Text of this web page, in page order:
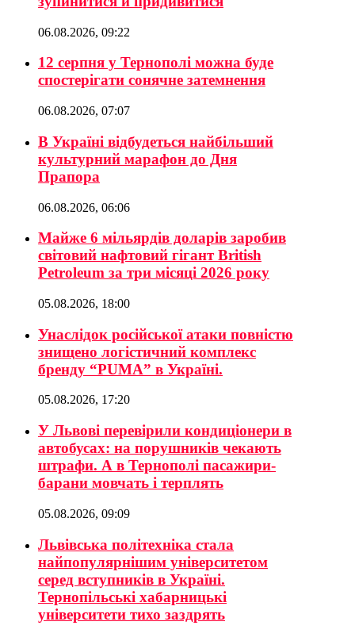
06.08.2026, 09:22
12 серпня у Тернополі можна буде
спостерігати сонячне затемнення
06.08.2026, 07:07
В Україні відбудеться найбільший
культурний марафон до Дня
Прапора
06.08.2026, 06:06
Майже 6 мільярдів доларів заробив
світовий нафтовий гігант British
Petroleum за три місяці 2026 року
05.08.2026, 18:00
Унаслідок російської атаки повністю
знищено логістичний комплекс
бренду “PUMA” в Україні.
05.08.2026, 17:20
У Львові перевірили кондиціонери в
автобусах: на порушників чекають
штрафи. А в Тернополі пасажири-
барани мовчать і терплять
05.08.2026, 09:09
Львівська політехніка стала
найпопулярнішим університетом
серед вступників в Україні.
Тернопільські хабарницькі
університети тихо заздрять